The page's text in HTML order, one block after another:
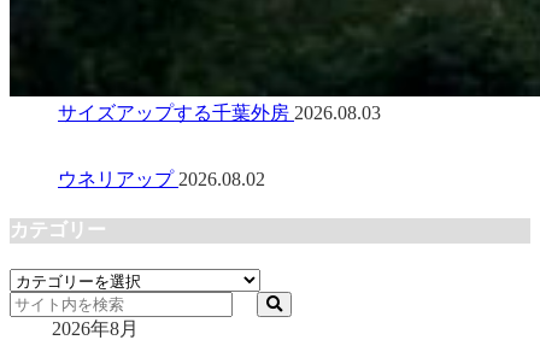
サイズアップする千葉外房 2026.08.03
ウネリアップ 2026.08.02
カテゴリー
カ
テ
2026年8月